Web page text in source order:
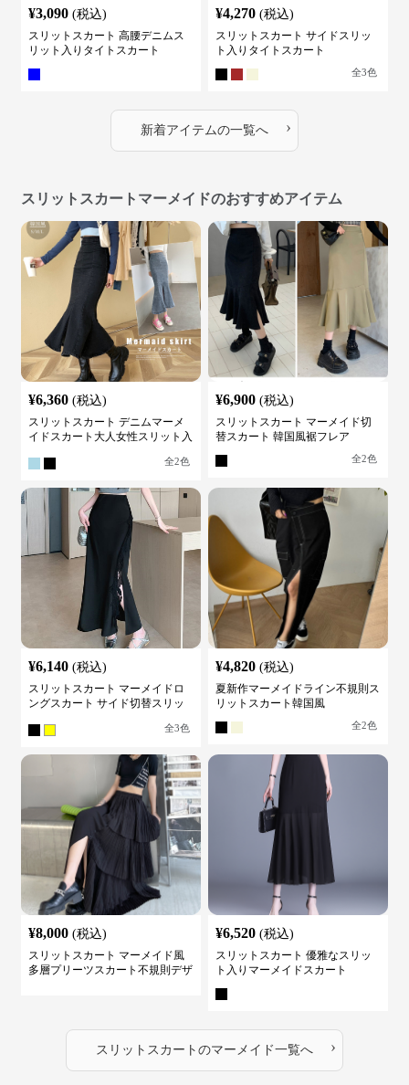
¥3,090 (税込)
スリットスカート 高腰デニムス
リット入りタイトスカート
¥4,270 (税込)
スリットスカート サイドスリッ
ト入りタイトスカート
全3色
新着アイテムの一覧へ ›
スリットスカートマーメイドのおすすめアイテム
¥6,360 (税込)
スリットスカート デニムマーメ
イドスカート大人女性スリット入
全2色
¥6,900 (税込)
スリットスカート マーメイド切
替スカート 韓国風裾フレア
全2色
¥6,140 (税込)
スリットスカート マーメイドロ
ングスカート サイド切替スリッ
全3色
¥4,820 (税込)
夏新作マーメイドライン不規則ス
リットスカート韓国風
全2色
¥8,000 (税込)
スリットスカート マーメイド風
多層プリーツスカート不規則デザ
¥6,520 (税込)
スリットスカート 優雅なスリッ
ト入りマーメイドスカート
スリットスカート のマーメイド一覧へ ›